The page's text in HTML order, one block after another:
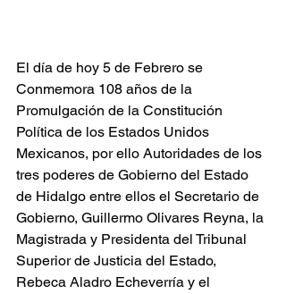
El día de hoy 5 de Febrero se
Conmemora 108 años de la
Promulgación de la Constitución
Política de los Estados Unidos
Mexicanos, por ello Autoridades de los
tres poderes de Gobierno del Estado
de Hidalgo entre ellos el Secretario de
Gobierno, Guillermo Olivares Reyna, la
Magistrada y Presidenta del Tribunal
Superior de Justicia del Estado,
Rebeca Aladro Echeverría y el